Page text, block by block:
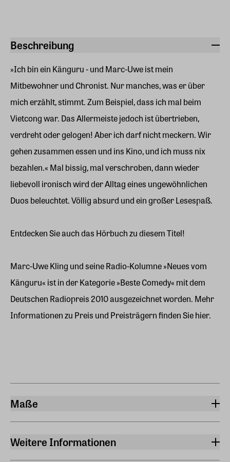
Beschreibung
»Ich bin ein Känguru - und Marc-Uwe ist mein
Mitbewohner und Chronist. Nur manches, was er über
mich erzählt, stimmt. Zum Beispiel, dass ich mal beim
Vietcong war. Das Allermeiste jedoch ist übertrieben,
verdreht oder gelogen! Aber ich darf nicht meckern. Wir
gehen zusammen essen und ins Kino, und ich muss nix
bezahlen.« Mal bissig, mal verschroben, dann wieder
liebevoll ironisch wird der Alltag eines ungewöhnlichen
Duos beleuchtet. Völlig absurd und ein großer Lesespaß.
Entdecken Sie auch das Hörbuch zu diesem Titel!
Marc-Uwe Kling und seine Radio-Kolumne »Neues vom
Känguru« ist in der Kategorie »Beste Comedy« mit dem
Deutschen Radiopreis 2010 ausgezeichnet worden. Mehr
Informationen zu Preis und Preisträgern finden Sie hier.
Maße
Länge
Weitere Informationen